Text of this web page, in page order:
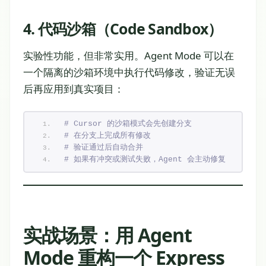
4. 代码沙箱（Code Sandbox）
实验性功能，但非常实用。Agent Mode 可以在
一个隔离的沙箱环境中执行代码修改，验证无误
后再应用到真实项目：
# Cursor 的沙箱模式会先创建分支
# 在分支上完成所有修改
# 验证通过后自动合并
# 如果有冲突或测试失败，Agent 会主动修复
实战场景：用 Agent
Mode 重构一个 Express